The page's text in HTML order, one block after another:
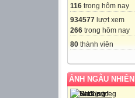
116 trong hôm nay
934577 lượt xem
266 trong hôm nay
80 thành viên
ẢNH NGẪU NHIÊN